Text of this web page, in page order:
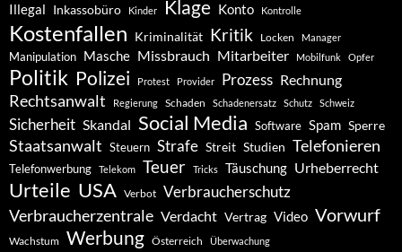
Illegal Inkassobüro Kinder Klage Konto Kontrolle
Kostenfallen Kriminalität Kritik Locken Manager
Manipulation Masche Missbrauch Mitarbeiter Mobilfunk Opfer
Politik Polizei Protest Provider Prozess Rechnung
Rechtsanwalt Regierung Schaden Schadenersatz Schutz Schweiz
Sicherheit Skandal Social Media Software Spam Sperre
Staatsanwalt Steuern Strafe Streit Studien Telefonieren
Telefonwerbung Telekom Teuer Tricks Täuschung Urheberrecht
Urteile USA Verbot Verbraucherschutz
Verbraucherzentrale Verdacht Vertrag Video Vorwurf
Wachstum Werbung Österreich Überwachung